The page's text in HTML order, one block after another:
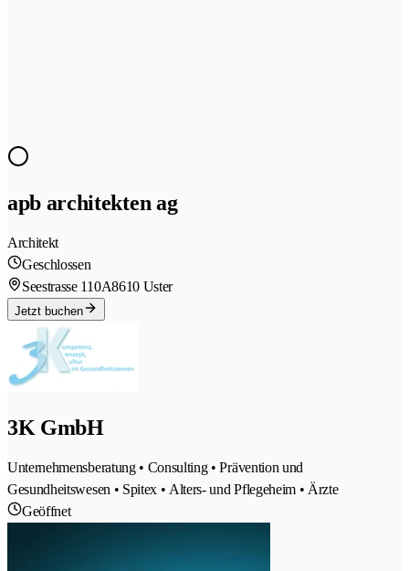
apb architekten ag
Architekt
Geschlossen
Seestrasse 110A8610 Uster
Jetzt buchen
3K GmbH
Unternehmensberatung • Consulting • Prävention und
Gesundheitswesen • Spitex • Alters- und Pflegeheim • Ärzte
Geöffnet